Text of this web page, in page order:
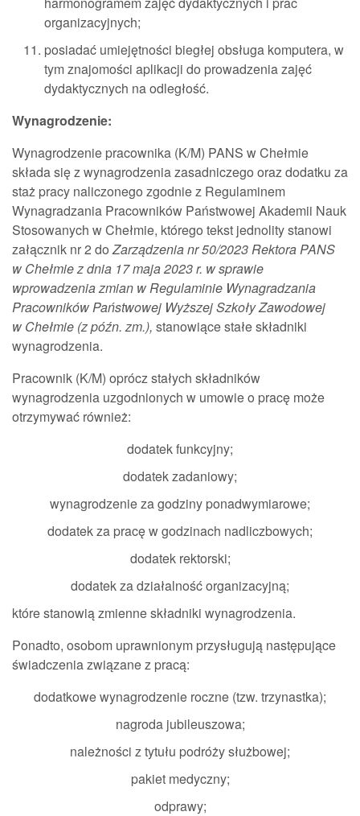
organizacyjnych;
posiadać umiejętności biegłej obsługa komputera, w
tym znajomości aplikacji do prowadzenia zajęć
dydaktycznych na odległość.
Wynagrodzenie:
Wynagrodzenie pracownika (K/M) PANS w Chełmie
składa się z wynagrodzenia zasadniczego oraz dodatku za
staż pracy naliczonego zgodnie z Regulaminem
Wynagradzania Pracowników Państwowej Akademii Nauk
Stosowanych w Chełmie, którego tekst jednolity stanowi
załącznik nr 2 doZarządzenia nr 50/2023 Rektora PANS
w Chełmie z dnia 17 maja 2023 r. w sprawie
wprowadzenia zmian w Regulaminie Wynagradzania
Pracowników Państwowej Wyższej Szkoły Zawodowej
w Chełmie (z późn. zm.), stanowiące stałe składniki
wynagrodzenia.
Pracownik (K/M) oprócz stałych składników
wynagrodzenia uzgodnionych w umowie o pracę może
otrzymywać również:
dodatek funkcyjny;
dodatek zadaniowy;
wynagrodzenie za godziny ponadwymiarowe;
dodatek za pracę w godzinach nadliczbowych;
dodatek rektorski;
dodatek za działalność organizacyjną;
które stanowią zmienne składniki wynagrodzenia.
Ponadto, osobom uprawnionym przysługują następujące
świadczenia związane z pracą:
dodatkowe wynagrodzenie roczne (tzw. trzynastka);
nagroda jubileuszowa;
należności z tytułu podróży służbowej;
pakiet medyczny;
odprawy;